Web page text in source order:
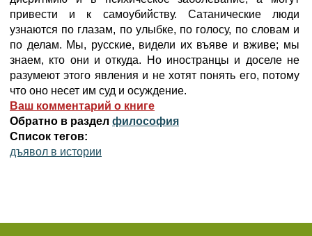
привести и к самоубийству. Сатанические люди
узнаются по глазам, по улыбке, по голосу, по словам и
по делам. Мы, русские, видели их въяве и вживе; мы
знаем, кто они и откуда. Но иностранцы и доселе не
разумеют этого явления и не хотят понять его, потому
что оно несет им суд и осуждение.
Ваш комментарий о книге
Обратно в раздел философия
Список тегов:
дъявол в истории